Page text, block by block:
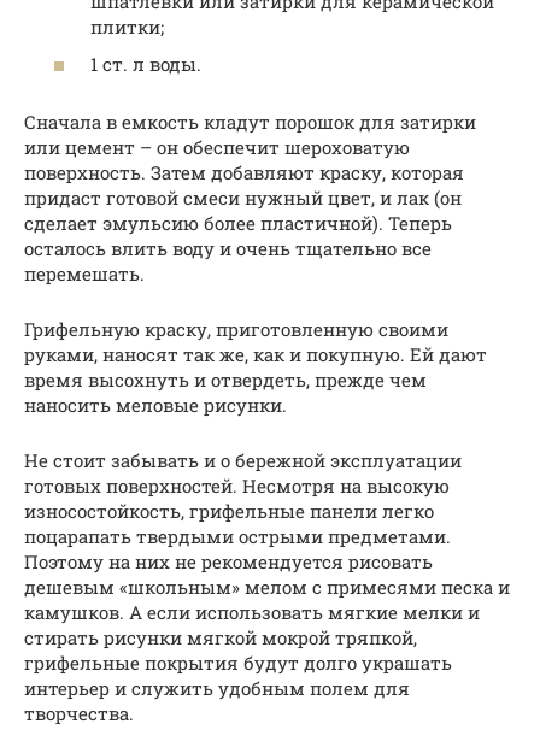
плитки;
1 ст. л воды.
Сначала в емкость кладут порошок для затирки
или цемент – он обеспечит шероховатую
поверхность. Затем добавляют краску, которая
придаст готовой смеси нужный цвет, и лак (он
сделает эмульсию более пластичной). Теперь
осталось влить воду и очень тщательно все
перемешать.
Грифельную краску, приготовленную своими
руками, наносят так же, как и покупную. Ей дают
время высохнуть и отвердеть, прежде чем
наносить меловые рисунки.
Не стоит забывать и о бережной эксплуатации
готовых поверхностей. Несмотря на высокую
износостойкость, грифельные панели легко
поцарапать твердыми острыми предметами.
Поэтому на них не рекомендуется рисовать
дешевым «школьным» мелом с примесями песка и
камушков. А если использовать мягкие мелки и
стирать рисунки мягкой мокрой тряпкой,
грифельные покрытия будут долго украшать
интерьер и служить удобным полем для
творчества.